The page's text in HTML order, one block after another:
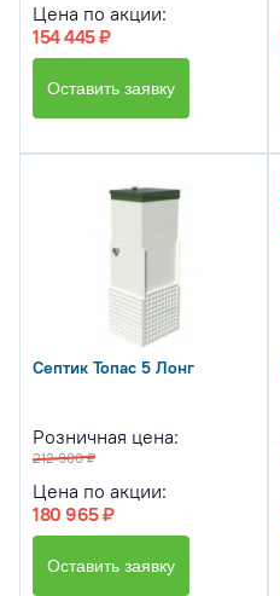
Цена по акции:
154 445 ₽
Оставить заявку
Септик Топас 5 Лонг
Розничная цена:
212 900 ₽
Цена по акции:
180 965 ₽
Оставить заявку